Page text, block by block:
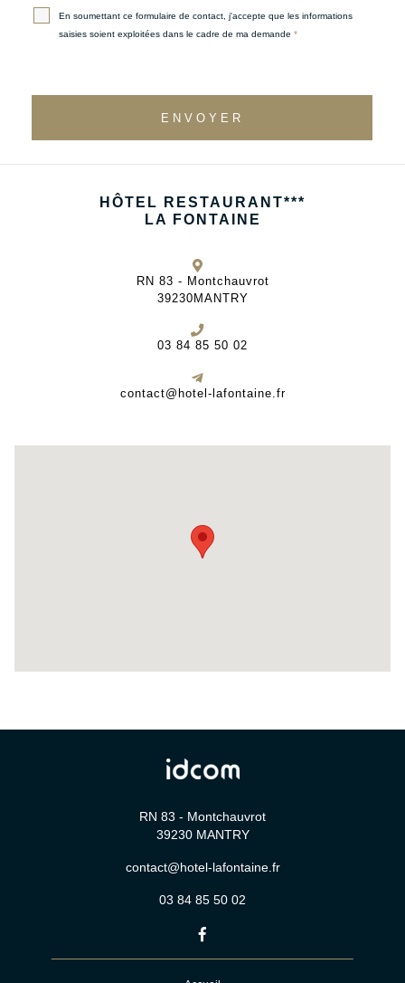
En soumettant ce formulaire de contact, j'accepte que les informations
saisies soient exploitées dans le cadre de ma demande *
HÔTEL RESTAURANT***
LA FONTAINE
RN 83 - Montchauvrot
39230 MANTRY
03 84 85 50 02
contact@hotel-lafontaine.fr
RN 83 - Montchauvrot
39230 MANTRY
contact@hotel-lafontaine.fr
03 84 85 50 02